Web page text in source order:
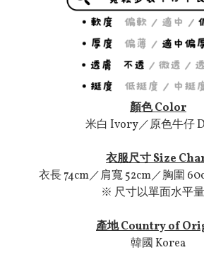
顏色 Color
米白 Ivory／原色牛仔
衣服尺寸 Size
衣長 74cm／肩寬 52cm／胸圍
※ 尺寸以單面水平
產地 Country of
韓國 Korea